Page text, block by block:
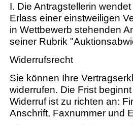
I. Die Antragstellerin
Erlass einer einstweiligen
in Wettbewerb stehenden
seiner Rubrik
Widerrufsrecht
Sie können Ihre
widerrufen. Die Frist
Widerruf ist zu richten an:
Anschrift, Faxnummer und